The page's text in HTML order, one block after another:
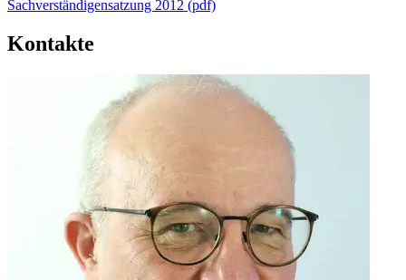
Sachverständigensatzung 2012 (pdf)
Kontakte